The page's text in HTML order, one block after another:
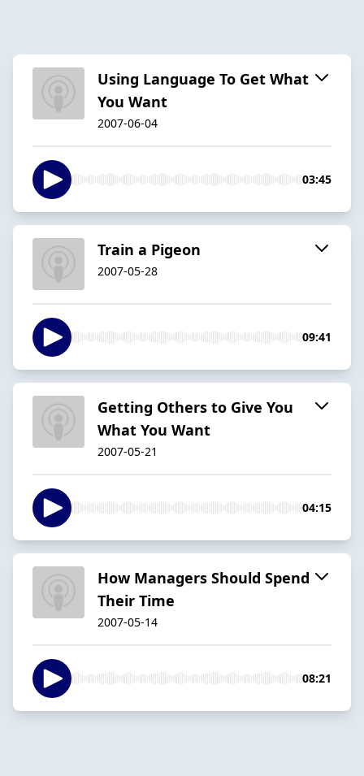
Using Language To Get What
You Want
2007-06-04
03:45
Train a Pigeon
2007-05-28
09:41
Getting Others to Give You
What You Want
2007-05-21
04:15
How Managers Should Spend
Their Time
2007-05-14
08:21